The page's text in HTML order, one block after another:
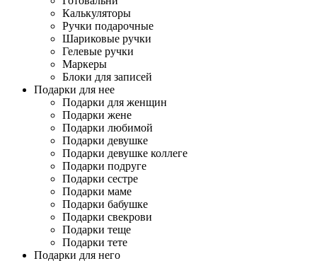
Калькуляторы
Ручки подарочные
Шариковые ручки
Гелевые ручки
Маркеры
Блоки для записей
Подарки для нее
Подарки для женщин
Подарки жене
Подарки любимой
Подарки девушке
Подарки девушке коллеге
Подарки подруге
Подарки сестре
Подарки маме
Подарки бабушке
Подарки свекрови
Подарки теще
Подарки тете
Подарки для него